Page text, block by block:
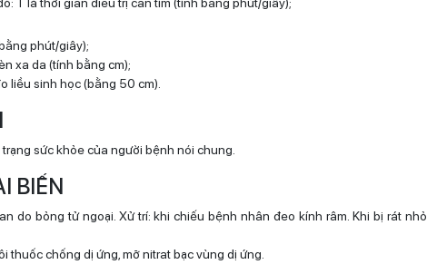
phút/giây);
xa da (tính bằng cm);
liều sinh học (bằng 50 cm).
sức khỏe của người bệnh nói chung.
BIẾN
do bỏng tử ngoại. Xử trí: khi chiếu bệnh nhân đeo kính râm. Khi bị rát nhỏ
thuốc chống dị ứng, mỡ nitrat bạc vùng dị ứng.